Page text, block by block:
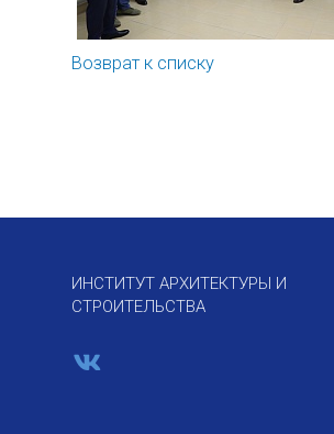
Возврат к списку
ИНСТИТУТ АРХИТЕКТУРЫ И
СТРОИТЕЛЬСТВА